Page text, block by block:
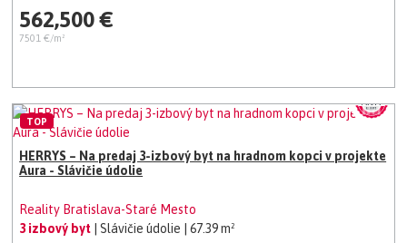
562,500 €
7501 €/m²
HERRYS – Na predaj 3-izbový byt na hradnom kopci v projekte
Aura - Slávičie údolie
Reality Bratislava-Staré Mesto
3 izbový byt | Slávičie údolie | 67.39 m²
TOP